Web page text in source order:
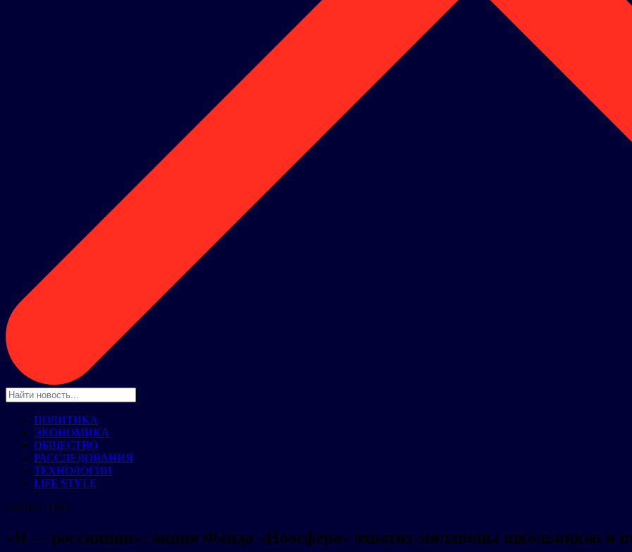
ПОЛИТИКА
ЭКОНОМИКА
ОБЩЕСТВО
РАССЛЕДОВАНИЯ
ТЕХНОЛОГИИ
LIFE STYLE
ОБЩЕСТВО
«Я — россиянин»: акция Фонда «Ноосфера» охватит миллионы школьников и